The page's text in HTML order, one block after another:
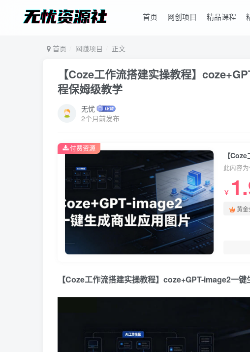
首页 网创项目 精品课程
首页 网赚项目 正文
【Coze工作流搭建实操教程】
程保姆级教学
无忧
2个月前发布
此内容
￥
黄金
付费资源
【Coze工作流搭建实操教程】coze+GPT-image2一